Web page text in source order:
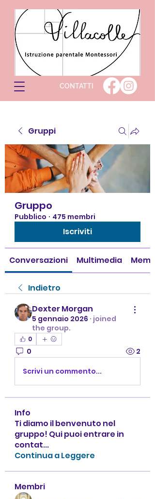
CONTATTI
Gruppi
Gruppo
Pubblico · 475 membri
Iscriviti
Conversazioni Multimedia
Indietro
Dexter Morgan
5 gennaio 2026 · joined
the group.
0
0 2
Scrivi un commento...
Info
Ti diamo il benvenuto nel
gruppo! Qui puoi entrare in
contat...
Continua a Leggere
Membri